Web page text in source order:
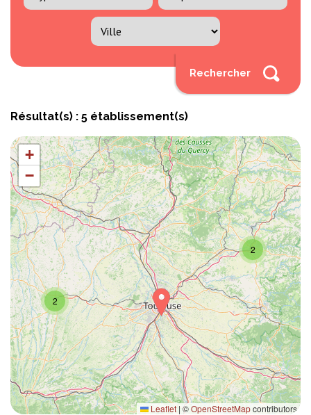
2
2
+
−
Leaflet | ©OpenStreetMapcontributors
Résultat(s) : 5 établissement(s)